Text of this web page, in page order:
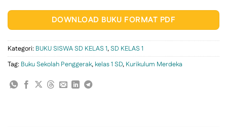
DOWNLOAD BUKU FORMAT PDF
Kategori: BUKU SISWA SD KELAS 1,SD KELAS 1
Tag: Buku Sekolah Penggerak, kelas 1 SD, Kurikulum Merdeka